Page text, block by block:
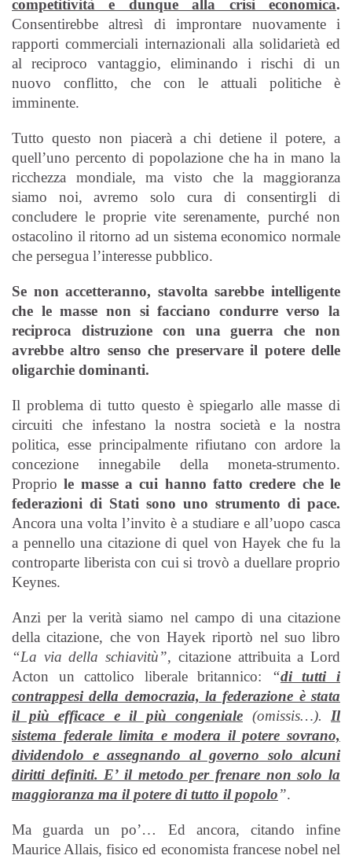
competitività e dunque alla crisi economica.
Consentirebbe altresì di improntare nuovamente i
rapporti commerciali internazionali alla solidarietà ed
al reciproco vantaggio, eliminando i rischi di un
nuovo conflitto, che con le attuali politiche è
imminente.
Tutto questo non piacerà a chi detiene il potere, a
quell’uno percento di popolazione che ha in mano la
ricchezza mondiale, ma visto che la maggioranza
siamo noi, avremo solo cura di consentirgli di
concludere le proprie vite serenamente, purché non
ostacolino il ritorno ad un sistema economico normale
che persegua l’interesse pubblico.
Se non accetteranno, stavolta sarebbe intelligente
che le masse non si facciano condurre verso la
reciproca distruzione con una guerra che non
avrebbe altro senso che preservare il potere delle
oligarchie dominanti.
Il problema di tutto questo è spiegarlo alle masse di
circuiti che infestano la nostra società e la nostra
politica, esse principalmente rifiutano con ardore la
concezione innegabile della moneta-strumento.
Propriole masse a cui hanno fatto credere che le
federazioni di Stati sono uno strumento di pace.
Ancora una volta l’invito è a studiare e all’uopo casca
a pennello una citazione di quel von Hayek che fu la
controparte liberista con cui si trovò a duellare proprio
Keynes.
Anzi per la verità siamo nel campo di una citazione
della citazione, che von Hayek riportò nel suo libro
“La via della schiavitù”, citazione attribuita a Lord
Acton un cattolico liberale britannico:
“di tutti i
contrappesi della democrazia, la federazione è stata
il più efficace e il più congeniale (omissis…). Il
sistema federale limita e modera il potere sovrano,
dividendolo e assegnando al governo solo alcuni
diritti definiti. E’ il metodo per frenare non solo la
maggioranza ma il potere di tutto il popolo”.
Ma guarda un po’… Ed ancora, citando infine
Maurice Allais, fisico ed economista francese nobel nel